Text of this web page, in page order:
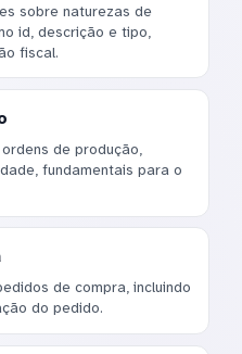
sobre naturezas de
id, descrição e tipo,
fiscal.
de produção,
fundamentais para o
de compra, incluindo
do pedido.